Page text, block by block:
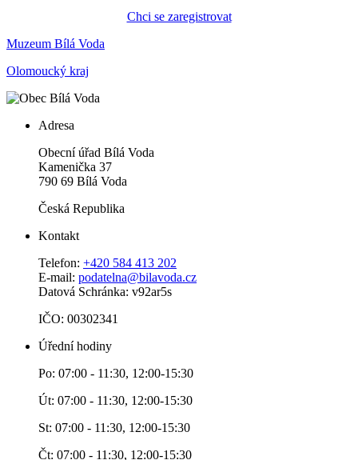
Chci se zaregistrovat
Muzeum Bílá Voda
Olomoucký kraj
Adresa
Obecní úřad Bílá Voda
Kamenička 37
790 69 Bílá Voda
Česká Republika
Kontakt
Telefon: +420 584 413 202
E-mail: podatelna@bilavoda.cz
Datová Schránka: v92ar5s
IČO: 00302341
Úřední hodiny
Po: 07:00 - 11:30, 12:00-15:30
Út: 07:00 - 11:30, 12:00-15:30
St: 07:00 - 11:30, 12:00-15:30
Čt: 07:00 - 11:30, 12:00-15:30